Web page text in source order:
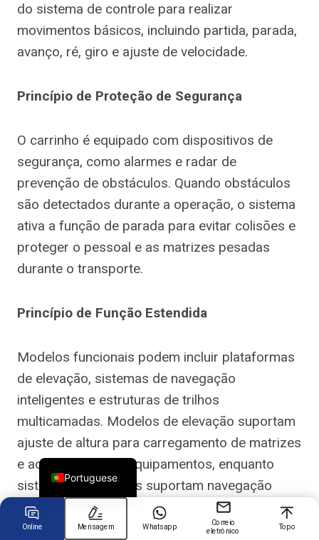
do sistema de controle para realizar
movimentos básicos, incluindo partida, parada,
avanço, ré, giro e ajuste de velocidade.
Princípio de Proteção de Segurança
O carrinho é equipado com dispositivos de
segurança, como alarmes e radar de
prevenção de obstáculos. Quando obstáculos
são detectados durante a operação, o sistema
ativa a função de parada para evitar colisões e
proteger o pessoal e as matrizes pesadas
durante o transporte.
Princípio de Função Estendida
Modelos funcionais podem incluir plataformas
de elevação, sistemas de navegação
inteligentes e estruturas de trilhos
multicamadas. Modelos de elevação suportam
ajuste de altura para carregamento de matrizes
e acoplamento de equipamentos, enquanto
sistemas inteligentes suportam navegação
automática, detecção de obstáculos e
acoplamento. Sistemas de trilhos multicamadas
Online Mensagem Whatsapp
Correio
eletrónico
Topo
Portuguese
French
German
Turkish
Spanish
Chinese